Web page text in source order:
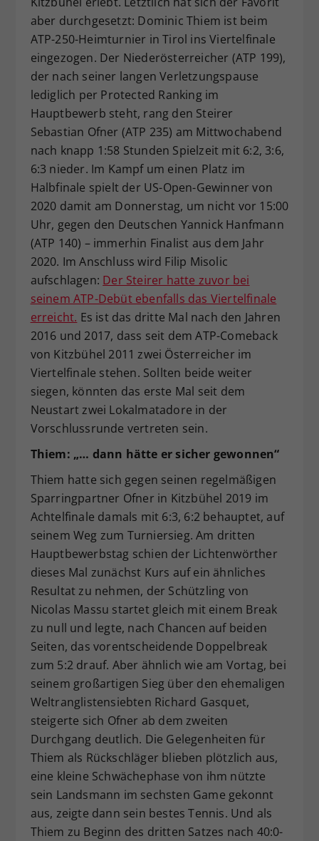
aber durchgesetzt: Dominic Thiem ist beim
ATP-250-Heimturnier in Tirol ins Viertelfinale
eingezogen. Der Niederösterreicher (ATP 199),
der nach seiner langen Verletzungspause
lediglich per Protected Ranking im
Hauptbewerb steht, rang den Steirer
Sebastian Ofner (ATP 235) am Mittwochabend
nach knapp 1:58 Stunden Spielzeit mit 6:2, 3:6,
6:3 nieder. Im Kampf um einen Platz im
Halbfinale spielt der US-Open-Gewinner von
2020 damit am Donnerstag, um nicht vor 15:00
Uhr, gegen den Deutschen Yannick Hanfmann
(ATP 140) – immerhin Finalist aus dem Jahr
2020. Im Anschluss wird Filip Misolic
aufschlagen: Der Steirer hatte zuvor bei
seinem ATP-Debüt ebenfalls das Viertelfinale
erreicht. Es ist das dritte Mal nach den Jahren
2016 und 2017, dass seit dem ATP-Comeback
von Kitzbühel 2011 zwei Österreicher im
Viertelfinale stehen. Sollten beide weiter
siegen, könnten das erste Mal seit dem
Neustart zwei Lokalmatadore in der
Vorschlussrunde vertreten sein.
Thiem: „… dann hätte er sicher gewonnen“
Thiem hatte sich gegen seinen regelmäßigen
Sparringpartner Ofner in Kitzbühel 2019 im
Achtelfinale damals mit 6:3, 6:2 behauptet, auf
seinem Weg zum Turniersieg. Am dritten
Hauptbewerbstag schien der Lichtenwörther
dieses Mal zunächst Kurs auf ein ähnliches
Resultat zu nehmen, der Schützling von
Nicolas Massu startet gleich mit einem Break
zu null und legte, nach Chancen auf beiden
Seiten, das vorentscheidende Doppelbreak
zum 5:2 drauf. Aber ähnlich wie am Vortag, bei
seinem großartigen Sieg über den ehemaligen
Weltranglistensiebten Richard Gasquet,
steigerte sich Ofner ab dem zweiten
Durchgang deutlich. Die Gelegenheiten für
Thiem als Rückschläger blieben plötzlich aus,
eine kleine Schwächephase von ihm nützte
sein Landsmann im sechsten Game gekonnt
aus, zeigte dann sein bestes Tennis. Und als
Thiem zu Beginn des dritten Satzes nach 40:0-
Zweck
Dieser Wert speichert Ihre Consent-
Einstellungen. Unter anderem eine
historische Speicherung Ihrer
vorgenommen Einstellungen, falls der
Webseiten-Betreiber dies eingestellt
hat.